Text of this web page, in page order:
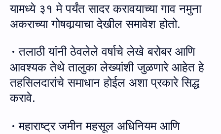
यामध्ये ३१ मे पर्यंत सादर करावयाच्या गाव नमुना
अकराच्या गोषवार्‍याचा देखील समावेश होतो.
· तलाठी यांनीठेवलेले वर्षाचे लेखे बरोबर आणि
आवश्यक तेथे तालुका लेख्यांशी जुळणारे आहेत हे
तहसिलदारांचे समाधान होईल अशा प्रकारे सिद्ध
करावे.
· महाराष्ट्र जमीन महसूल अधिनियम आणि